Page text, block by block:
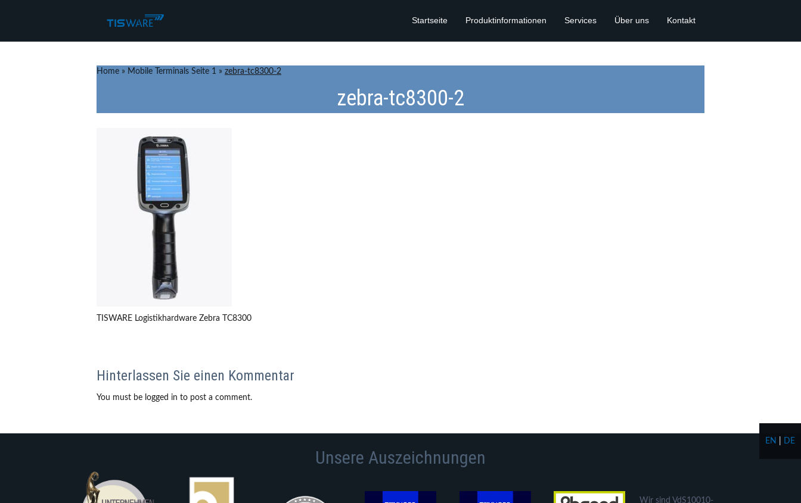
Startseite Produktinformationen Services Über uns Kontakt
Home » Mobile Terminals Seite 1 » zebra-tc8300-2
zebra-tc8300-2
TISWARE Logistikhardware Zebra TC8300
Hinterlassen Sie einen Kommentar
You must be logged in to post a comment.
Unsere Auszeichnungen
Wir sind VdS10010-
EN DE